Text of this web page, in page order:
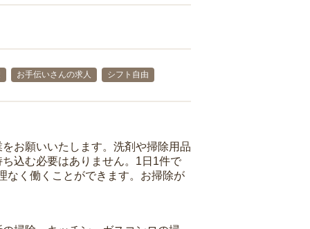
お手伝いさんの求人 シフト自由
お願いいたします。洗剤や掃除用品
込む必要はありません。1日1件で
なく働くことができます。お掃除が